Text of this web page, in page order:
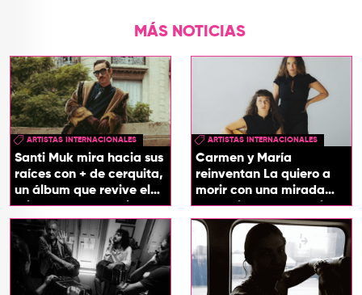
MÁS NOTICIAS
ARTISTAS INTERNACIONALES
Santi Muk mira hacia sus
raíces con + de cerquita,
un álbum que revive el
origen de sus canciones
ARTISTAS INTERNACIONALES
Carmen y María
reinventan La quiero a
morir con una mirada
entre el flamenco y el
soul